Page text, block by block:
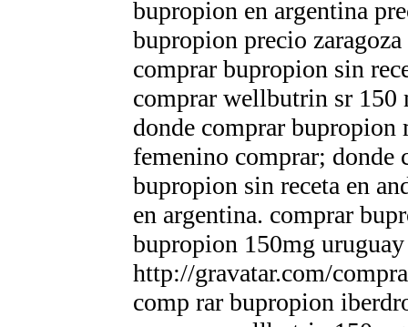
bupropion en argentina
bupropion precio zaragoza
comprar bupropion sin
comprar wellbutrin sr 150
donde comprar
femenino comprar; donde
bupropion sin receta en
en argentina. comprar
bupropion 150mg
http://gravatar.com/
comp rar bupropion